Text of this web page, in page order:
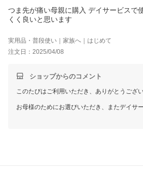
つま先が痛い母親に購入 デイサービスで
くく良いと思います
実用品・普段使い｜家族へ｜はじめて
注文日：2025/04/08
ショップからのコメント
このたびはご利用いただき、ありがとうござい
お母様のためにお選びいただき、またデイサ
のご感想をいただけて、大変嬉しく思います
今後ともお客様とお母様にとって、より良い
めてまいります。またのご利用を心よりお待